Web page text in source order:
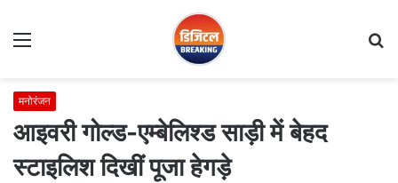
Menu
मनोरंजन
आइवरी गोल्ड-एम्बेलिश्ड साड़ी में बेहद
स्टाइलिश दिखीं पूजा हेगड़े